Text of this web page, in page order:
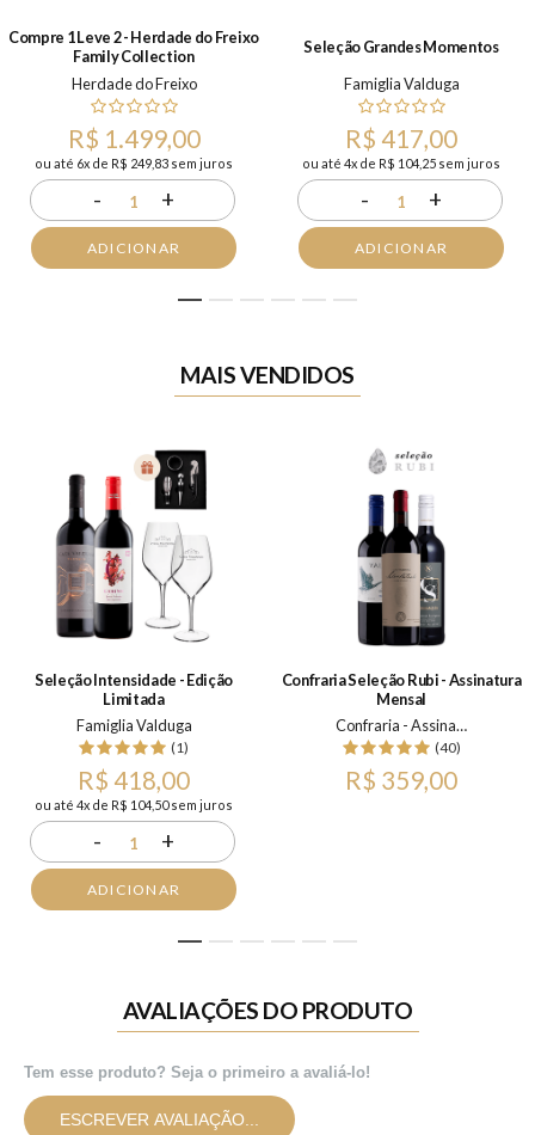
Compre 1 Leve 2 - Herdade do Freixo
Family Collection
Herdade do Freixo
R$ 1.499,00
ou até 6x de R$ 249,83 sem juros
- 1 +
ADICIONAR
Seleção Grandes Momentos
Famiglia Valduga
R$ 417,00
ou até 4x de R$ 104,25 sem juros
- 1 +
ADICIONAR
MAIS VENDIDOS
Seleção Intensidade - Edição
Limitada
Famiglia Valduga
(1)
R$ 418,00
ou até 4x de R$ 104,50 sem juros
- 1 +
ADICIONAR
Confraria Seleção Rubi - Assinatura
Mensal
Confraria - Assinatura Mensal
(40)
R$ 359,00
AVALIAÇÕES DO PRODUTO
Tem esse produto? Seja o primeiro a avaliá-lo!
ESCREVER AVALIAÇÃO...